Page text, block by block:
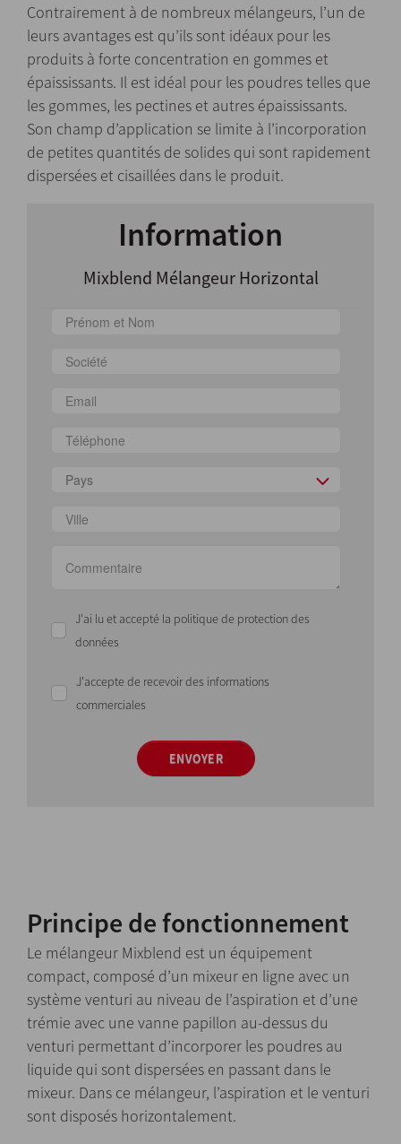
Contrairement à de nombreux mélangeurs, l’un de
leurs avantages est qu’ils sont idéaux pour les
produits à forte concentration en gommes et
épaississants. Il est idéal pour les poudres telles que
les gommes, les pectines et autres épaississants.
Son champ d’application se limite à l’incorporation
de petites quantités de solides qui sont rapidement
dispersées et cisaillées dans le produit.
Information
Mixblend Mélangeur Horizontal
Pays
J'ai lu et accepté la politique de protection des
données
J'accepte de recevoir des informations
commerciales
ENVOYER
Principe de fonctionnement
Le mélangeur Mixblend est un équipement
compact, composé d’un mixeur en ligne avec un
système venturi au niveau de l’aspiration et d’une
trémie avec une vanne papillon au-dessus du
venturi permettant d’incorporer les poudres au
liquide qui sont dispersées en passant dans le
mixeur. Dans ce mélangeur, l’aspiration et le venturi
sont disposés horizontalement.